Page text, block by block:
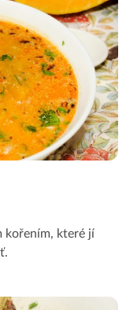
kořením, které jí